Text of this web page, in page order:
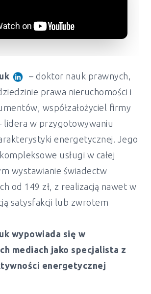
– doktor nauk prawnych,
prawa nieruchomości i
współzałożyciel firmy
lidera w przygotowywaniu
energetycznej. Jego
usługi w całej
wystawianie świadectw
od 149 zł, z realizacją nawet w
satysfakcji lub zwrotem
wypowiada się w
mediach jako specjalista z
energetycznej
mieszkanie i